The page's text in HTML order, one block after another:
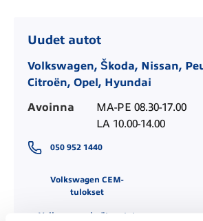
Uudet autot
Volkswagen, Škoda, Nissan,
Citroën, Opel, Hyundai
Avoinna
MA-PE 08.30-17.00
LA 10.00-14.00
050 952 1440
Volkswagen CEM-
tulokset
Volkswagen hyötyautot